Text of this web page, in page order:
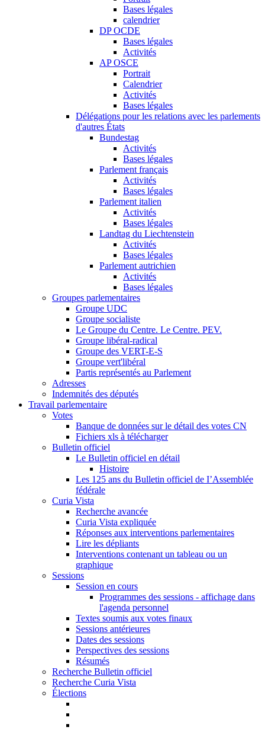
Bases légales
calendrier
DP OCDE
Bases légales
Activités
AP OSCE
Portrait
Calendrier
Activités
Bases légales
Délégations pour les relations avec les parlements
d'autres États
Bundestag
Activités
Bases légales
Parlement français
Activités
Bases légales
Parlement italien
Activités
Bases légales
Landtag du Liechtenstein
Activités
Bases légales
Parlement autrichien
Activités
Bases légales
Groupes parlementaires
Groupe UDC
Groupe socialiste
Le Groupe du Centre. Le Centre. PEV.
Groupe libéral-radical
Groupe des VERT-E-S
Groupe vert'libéral
Partis représentés au Parlement
Adresses
Indemnités des députés
Travail parlementaire
Votes
Banque de données sur le détail des votes CN
Fichiers xls à télécharger
Bulletin officiel
Le Bulletin officiel en détail
Histoire
Les 125 ans du Bulletin officiel de I’Assemblée
fédérale
Curia Vista
Recherche avancée
Curia Vista expliquée
Réponses aux interventions parlementaires
Lire les dépliants
Interventions contenant un tableau ou un
graphique
Sessions
Session en cours
Programmes des sessions - affichage dans
l'agenda personnel
Textes soumis aux votes finaux
Sessions antérieures
Dates des sessions
Perspectives des sessions
Résumés
Recherche Bulletin officiel
Recherche Curia Vista
Élections